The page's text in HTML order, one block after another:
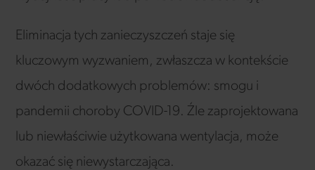
Eliminacja tych zanieczyszczeń staje się
kluczowym wyzwaniem, zwłaszcza w kontekście
dwóch dodatkowych problemów: smogu i
pandemii choroby COVID-19. Źle zaprojektowana
lub niewłaściwie użytkowana wentylacja, może
okazać się niewystarczająca.